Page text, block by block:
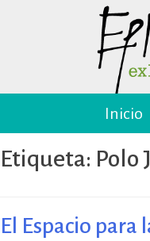
EPM ex-D2
El Espacio
Derechos
ex-D2) es un
preservación
promoción
Inicio
Etiqueta: Polo
El Espacio